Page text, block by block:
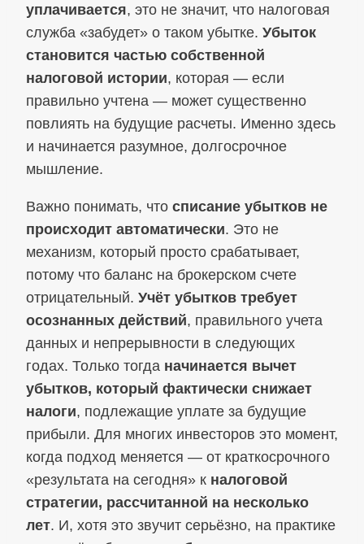
уплачивается, это не значит, что налоговая
служба «забудет» о таком убытке. Убыток
становится частью собственной
налоговой истории, которая — если
правильно учтена — может существенно
повлиять на будущие расчеты. Именно здесь
и начинается разумное, долгосрочное
мышление.
Важно понимать, что списание убытков не
происходит автоматически. Это не
механизм, который просто срабатывает,
потому что баланс на брокерском счете
отрицательный. Учёт убытков требует
осознанных действий, правильного учета
данных и непрерывности в следующих
годах. Только тогда начинается вычет
убытков, который фактически снижает
налоги, подлежащие уплате за будущие
прибыли. Для многих инвесторов это момент,
когда подход меняется — от краткосрочного
«результата на сегодня» к налоговой
стратегии, рассчитанной на несколько
лет. И, хотя это звучит серьёзно, на практике